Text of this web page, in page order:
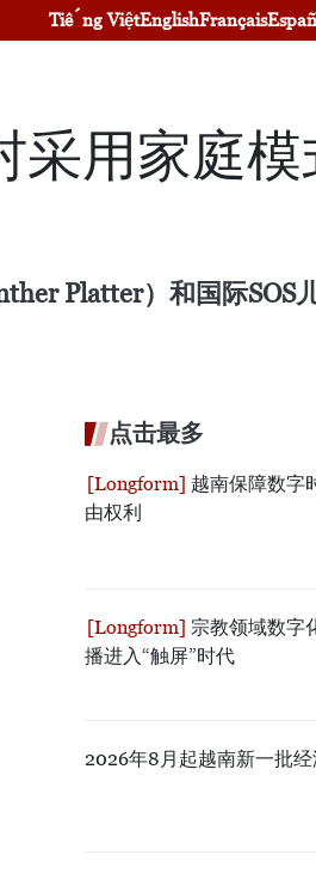
Tiếng ViệtEnglishFrançais
采用家庭模
Platter）和国际SOS
点击最多
越南保障数字
由权利
宗教领域数字
播进入“触屏”时代
2026年8月起越南新一批